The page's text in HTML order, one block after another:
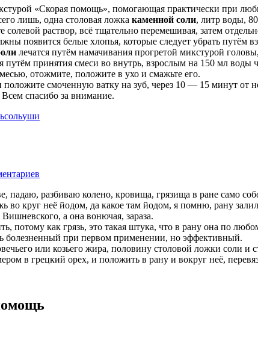
«Скорая помощь», помогающая практически при
лишь, одна столовая ложка каменной соли, литр воды,
солевой раствор, всё тщательно перемешивая, затем
появится белые хлопья, которые следует убрать путём
лечатся путём намачивания прогретой микстурой
путём принятия смеси во внутрь, взрослым на 150 мл воды
отожмите, положите в ухо и смажьте его.
положите смоченную ватку на зуб, через 10 — 15 минут от
спасибо за внимание.
сольуши
падаю, разбиваю колено, кровища, грязища в ране само
во круг неё йодом, да какое там йодом, я помню, рану
а она вонючая, зараза.
потому как грязь, это такая штука, что в рану она по
болезненный при первом применении, но эффективный.
или козьего жира, половину столовой ложки соли и
в грецкий орех, и положить в рану и вокруг неё,